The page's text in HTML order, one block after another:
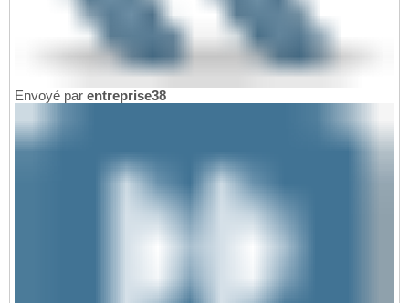
Envoyé par entreprise38